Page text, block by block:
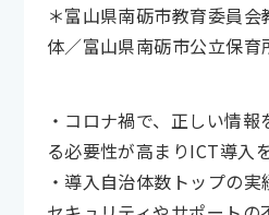
＊富山県南砺市教育委員
体／富山県南砺市公立保育
・コロナ禍で、正しい情
る必要性が高まりICT導入
・導入自治体数トップの実